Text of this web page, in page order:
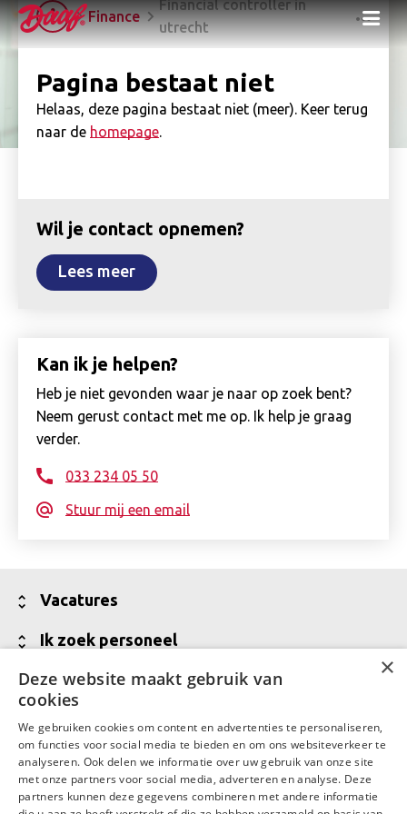
Finance
Financial controller in
utrecht
Pagina bestaat niet
Helaas, deze pagina bestaat niet (meer). Keer terug
naar de homepage.
Wil je contact opnemen?
Lees meer
Kan ik je helpen?
Heb je niet gevonden waar je naar op zoek bent?
Neem gerust contact met me op. Ik help je graag
verder.
033 234 05 50
Stuur mij een email
Vacatures
Toon
Alle vacatures
Ik zoek personeel
Toon
Jouw partner voor werving van talent
Meld een vacature aan
Vraag een offerte aan
Talent in backoffice en financiële administratie
Over Daaf
Toon
minder
Wij zijn Daaf
Waar Daaf voor staat
MVO
Contact
minder
Contactgegevens
Contactgegevens Daaf Amersfoort
LinkedInFacebook
×
Deze website maakt gebruik van
cookies
We gebruiken cookies om content en advertenties te personaliseren,
om functies voor social media te bieden en om ons websiteverkeer te
analyseren. Ook delen we informatie over uw gebruik van onze site
met onze partners voor social media, adverteren en analyse. Deze
partners kunnen deze gegevens combineren met andere informatie